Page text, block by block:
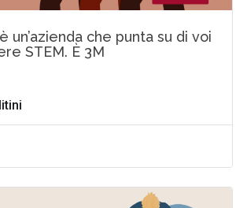
un’azienda che punta su di voi
STEM. È 3M